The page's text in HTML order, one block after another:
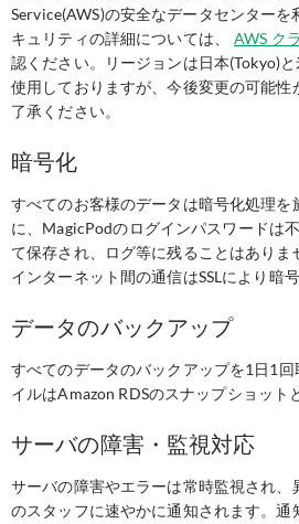
Service(AWS)の安全なデータセンターを
キュリティの詳細については、
AWS ク
認ください。リージョンは日本(Tokyo)
使用しておりますが、今後変更の可能
了承ください。
暗号化
すべてのお客様のデータは暗号化処理を
に、MagicPodのログインパスワードは
て保存され、ログ等に残ることはありま
インターネット間の通信はSSLにより暗
データのバックアップ
すべてのデータのバックアップを1日1
イルはAmazon RDSのスナップショット
サーバの障害・監視対応
サーバの障害やエラーは常時監視され、
のスタッフに速やかに通知されます。通